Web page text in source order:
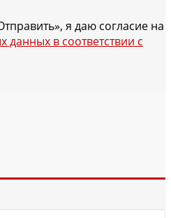
я даю согласие на
данных в соответствии с